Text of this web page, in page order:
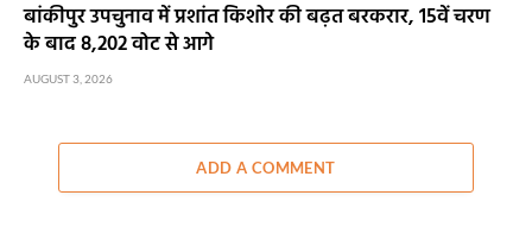
बांकीपुर उपचुनाव में प्रशांत किशोर की बढ़त बरकरार, 15वें चरण
के बाद 8,202 वोट से आगे
AUGUST 3, 2026
ADD A COMMENT